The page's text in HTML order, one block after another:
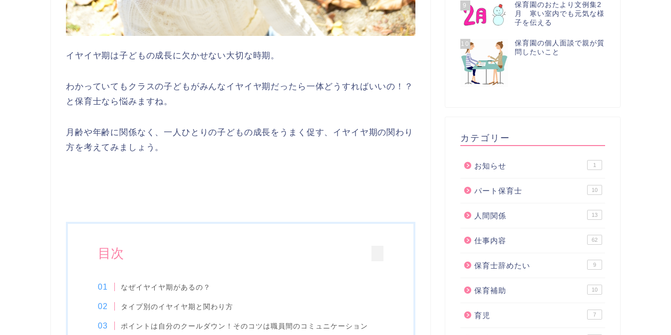
イヤイヤ期は子どもの成長に欠かせない大切な時期。
わかっていてもクラスの子どもがみんなイヤイヤ期だったら一体どうすればいいの！？
と保育士なら悩みますね。
月齢や年齢に関係なく、一人ひとりの子どもの成長をうまく促す、イヤイヤ期の関わり
方を考えてみましょう。
目次
なぜイヤイヤ期があるの？
タイプ別のイヤイヤ期と関わり方
ポイントは自分のクールダウン！そのコツは職員間のコミュニケーション
9
保育園のおたより文例集2
月 寒い室内でも元気な様
子を伝える
10
保育園の個人面談で親が質
問したいこと
カテゴリー
お知らせ 1
パート保育士 10
人間関係 13
仕事内容 62
保育士辞めたい 9
保育補助 10
育児 7